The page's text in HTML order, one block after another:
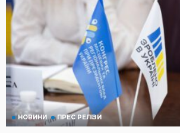
НОВИНИ ПРЕС РЕЛІЗИ